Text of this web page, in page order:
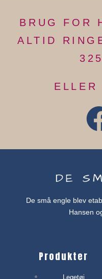
BRUG FOR
ALTID
ELLER
DE
De små engle blev
Hansen
Produkter
Legetøj